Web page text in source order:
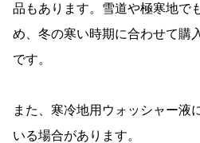
品もあります。雪道や極寒地で
め、冬の寒い時期に合わせて購
です。
また、寒冷地用ウォッシャー液
いる場合があります。